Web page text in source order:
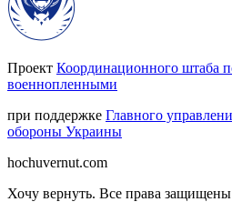
Проект Координационного штаба
военнопленными
при поддержке Главного
обороны Украины
hochuvernut.com
Хочу вернуть. Все права защищены